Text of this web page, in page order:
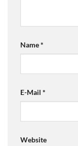
Name*
E-Mail *
Website